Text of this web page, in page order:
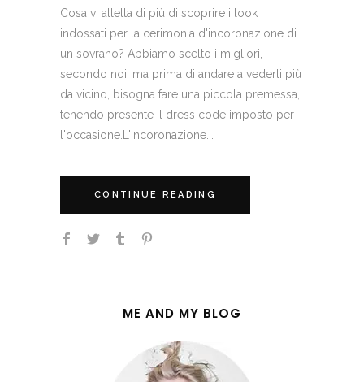
Cosa vi alletta di più di scoprire i look
indossati per la cerimonia d'incoronazione di
un sovrano? Abbiamo scelto i migliori,
secondo noi, ma prima di andare a vederli più
da vicino, bisogna fare una piccola premessa,
tenendo presente il dress code imposto per
l'occasione.L'incoronazione...
CONTINUE READING
ME AND MY BLOG